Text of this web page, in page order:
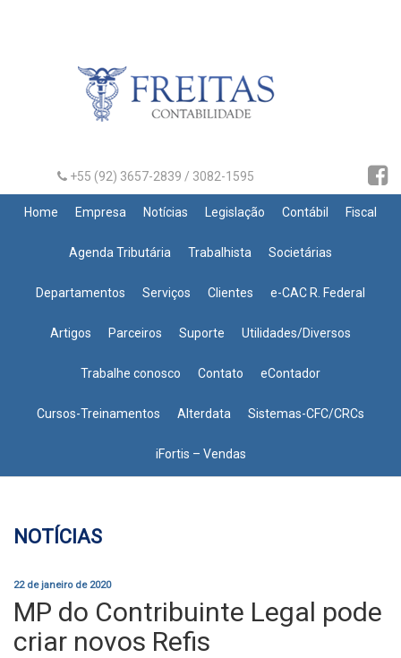
+55 (92) 3657-2839 / 3082-1595
Home Empresa Notícias Legislação Contábil Fiscal
Agenda Tributária Trabalhista Societárias
Departamentos Serviços Clientes e-CAC R. Federal
Artigos Parceiros Suporte Utilidades/Diversos
Trabalhe conosco Contato eContador
Cursos-Treinamentos Alterdata Sistemas-CFC/CRCs
iFortis – Vendas
NOTÍCIAS
22 de janeiro de 2020
MP do Contribuinte Legal pode
criar novos Refis